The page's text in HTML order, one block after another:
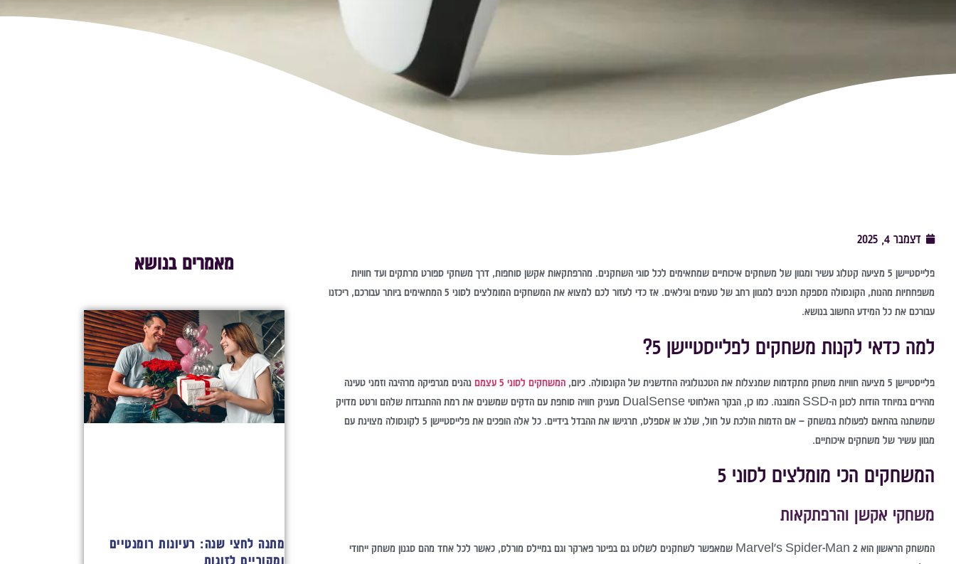
דצמבר 4, 2025
פלייסטיישן 5 מציעה קטלוג עשיר ומגוון של משחקים איכותיים שמתאימים לכל סוגי השחקנים. מהרפתקאות אקשן סוחפות, דרך משחקי ספורט מרתקים ועד חוויות
משפחתיות מהנות, הקונסולה מספקת תכנים למגוון רחב של טעמים וגילאים. אז כדי לעזור לכם למצוא את המשחקים המומלצים לסוני 5 המתאימים ביותר עבורכם, ריכזנו
עבורכם את כל המידע החשוב בנושא.
למה כדאי לקנות משחקים לפלייסטיישן 5?
פלייסטיישן 5 מציעה חוויות משחק מתקדמות שמנצלות את הטכנולוגיה החדשנית של הקונסולה. כיום, המשחקים לסוני 5 עצמם
נהנים מגרפיקה מרהיבה וזמני טעינה
מהירים במיוחד הודות לכונן ה-SSD המובנה. כמו כן, הבקר האלחוטי DualSense מעניק חוויה סוחפת עם הדקים שמשנים את רמת ההתנגדות שלהם ורטט מדויק
שמשתנה בהתאם לפעולות במשחק – אם הדמות הולכת על חול, שלג או אספלט, תרגישו את ההבדל בידיים. כל אלה הופכים את פלייסטיישן 5 לקונסולה מצוינת עם
מגוון עשיר של משחקים איכותיים.
המשחקים הכי מומלצים לסוני 5
משחקי אקשן והרפתקאות
המשחק הראשון הוא Marvel's Spider-Man 2 שמאפשר לשחקנים לשלוט גם בפיטר פארקר וגם במיילס מורלס, כאשר לכל אחד מהם סגנון משחק ייחודי
מאמרים בנושא
מתנה לחצי שנה: רעיונות רומנטיים
ומקוריים לזוגות